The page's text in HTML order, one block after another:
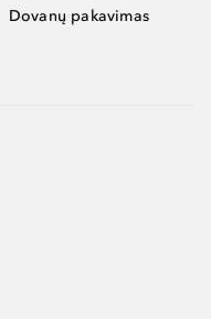
Dovanų pakavimas